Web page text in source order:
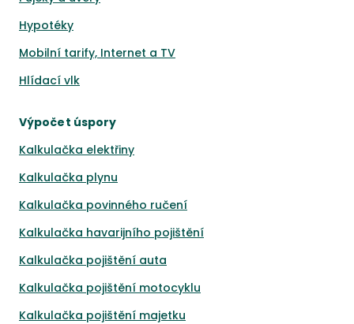
Hypotéky
Mobilní tarify, Internet a TV
Hlídací vlk
Výpočet úspory
Kalkulačka elektřiny
Kalkulačka plynu
Kalkulačka povinného ručení
Kalkulačka havarijního pojištění
Kalkulačka pojištění auta
Kalkulačka pojištění motocyklu
Kalkulačka pojištění majetku